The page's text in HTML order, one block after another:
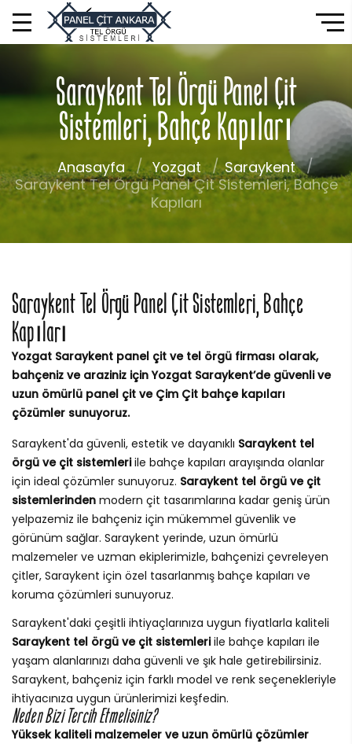
Saraykent Tel Örgü Panel Çit
Sistemleri, Bahçe Kapıları
Anasayfa Yozgat
Saraykent
Saraykent Tel Örgü Panel Çit Sistemleri, Bahçe
Kapıları
Saraykent Tel Örgü Panel Çit Sistemleri, Bahçe
Kapıları
Yozgat Saraykent panel çit ve tel örgü firması olarak,
bahçeniz ve araziniz için Yozgat Saraykent’de güvenli ve
uzun ömürlü panel çit ve Çim Çit bahçe kapıları
çözümler sunuyoruz.
Saraykent'da güvenli, estetik ve dayanıklı Saraykent tel
örgü ve çit sistemleriile bahçe kapıları arayışında olanlar
için ideal çözümler sunuyoruz. Saraykent tel örgü ve çit
sistemlerinden modern çit tasarımlarına kadar geniş ürün
yelpazemiz ile bahçeniz için mükemmel güvenlik ve
görünüm sağlar. Saraykent yerinde, uzun ömürlü
malzemeler ve uzman ekiplerimizle, bahçenizi çevreleyen
çitler, Saraykent için özel tasarlanmış bahçe kapıları ve
koruma çözümleri sunuyoruz.
Saraykent'daki çeşitli ihtiyaçlarınıza uygun fiyatlarla kaliteli
Saraykent tel örgü ve çit sistemleriile bahçe kapıları ile
yaşam alanlarınızı daha güvenli ve şık hale getirebilirsiniz.
Saraykent, bahçeniz için farklı model ve renk seçenekleriyle
ihtiyacınıza uygun ürünlerimizi keşfedin.
Neden Bizi Tercih Etmelisiniz?
Yüksek kaliteli malzemeler ve uzun ömürlü çözümler